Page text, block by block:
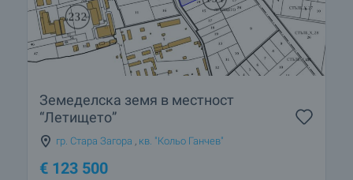
Земеделска земя в местност
“Летището”
гр. Стара Загора кв. "Кольо Ганчев"
€ 123 500